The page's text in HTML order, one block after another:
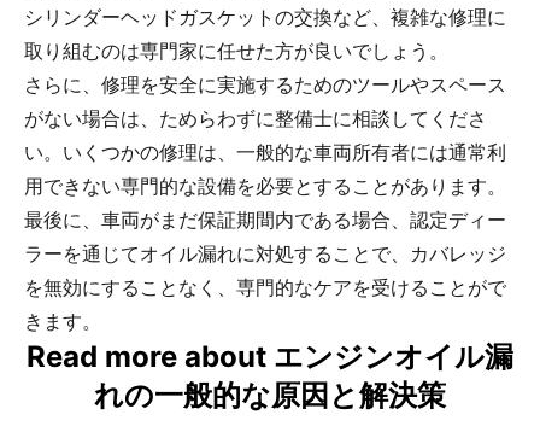
シリンダーヘッドガスケットの交換など、複雑な修理に
取り組むのは専門家に任せた方が良いでしょう。
さらに、修理を安全に実施するためのツールやスペース
がない場合は、ためらわずに整備士に相談してくださ
い。いくつかの修理は、一般的な車両所有者には通常利
用できない専門的な設備を必要とすることがあります。
最後に、車両がまだ保証期間内である場合、認定ディー
ラーを通じてオイル漏れに対処することで、カバレッジ
を無効にすることなく、専門的なケアを受けることがで
きます。
Read more about エンジンオイル漏
れの一般的な原因と解決策